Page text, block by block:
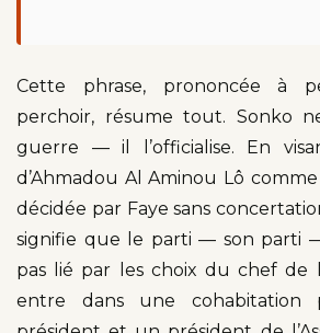
Cette phrase, prononcée à
perchoir, résume tout. Sonko
guerre — il l’officialise. En
d’Ahmadou Al Aminou Lô
décidée par Faye sans
signifie que le parti — son parti
pas lié par les choix du chef de
entre dans une cohabitation